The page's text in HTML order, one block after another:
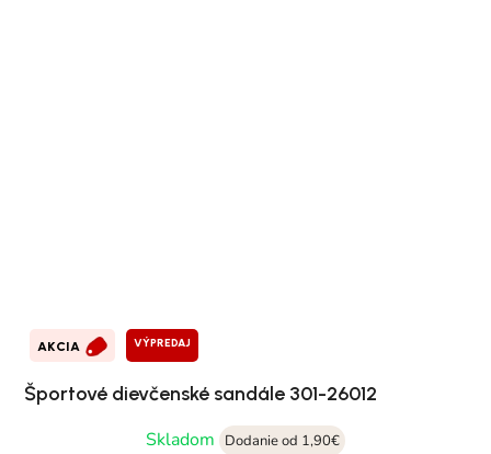
AKCIA VÝPREDAJ
Športové dievčenské sandále 301-26012
Skladom
Dodanie od 1,90€